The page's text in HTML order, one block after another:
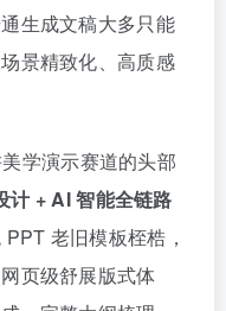
生成文稿大多只能
景精致化、高质感
学演示赛道的头部
计 + AI 智能全链路
老旧模板桎梏，
页级舒展版式体